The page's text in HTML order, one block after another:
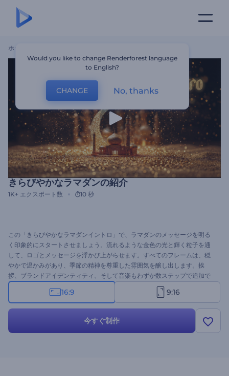
ホーム
きらびやかなラマダンの紹介
1K+ エクスポート数 10 秒
この「きらびやかなラマダンイントロ」で、ラマダンのメッセージを明る
く印象的にスタートさせましょう。流れるような金色の光と輝く粒子を通
して、ロゴとメッセージを浮かび上がらせます。すべてのフレームは、穏
やかで温かみがあり、季節の精神を尊重した雰囲気を醸し出します。挨
拶、ブランドアイデンティティ、そして音楽もわずか数ステップで追加で
きます。個人使用にもビジネス使用にも美しく機能します。今すぐ作成し
て、視聴者の一日を明るく照らしましょう！
16:9 9:16
今すぐ制作
Would you like to change Renderforest language
to English?
CHANGE No, thanks